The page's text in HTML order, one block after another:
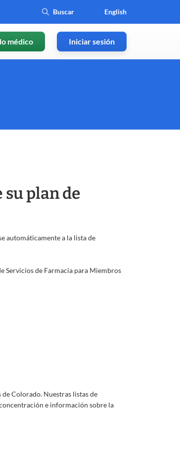
English
médico Iniciar sesión
su plan de
automáticamente a la lista de
Servicios de Farmacia para Miembros
Colorado. Nuestras listas de
e información sobre la